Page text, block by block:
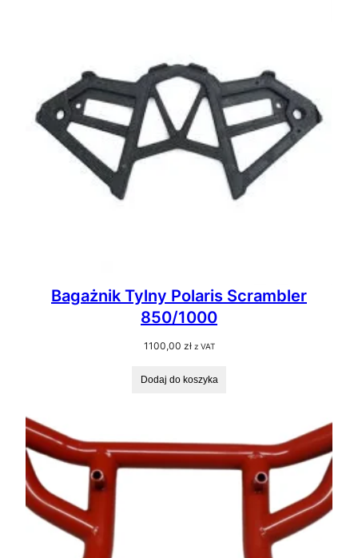
Bagażnik Tylny Polaris Scrambler
850/1000
1100,00 zł z VAT
Dodaj do koszyka